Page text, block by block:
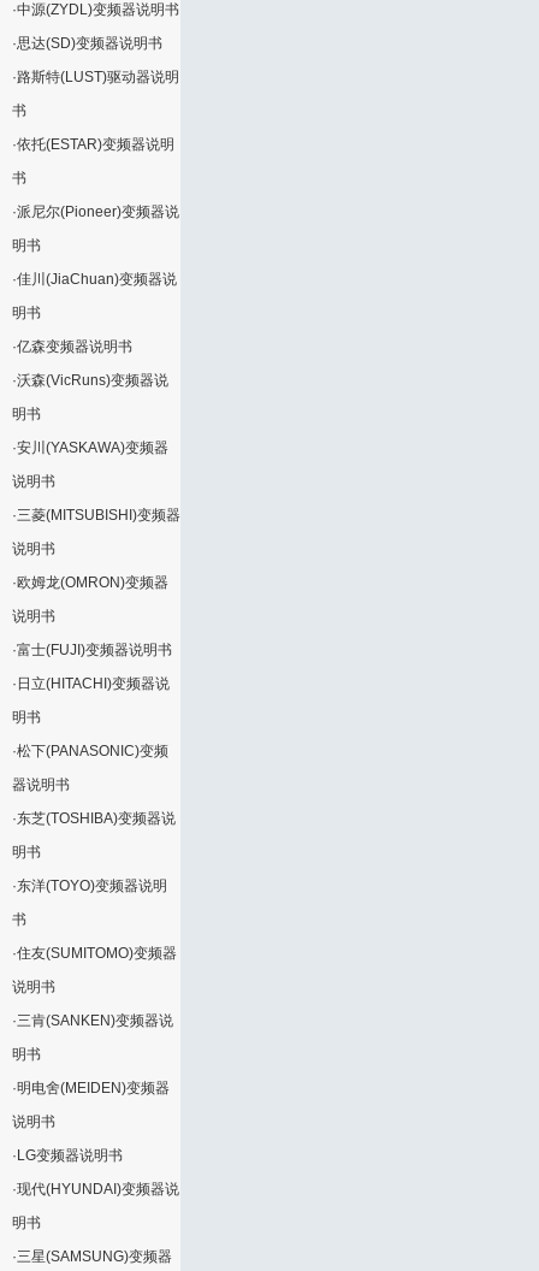
·中源(ZYDL)变频器说明书
·思达(SD)变频器说明书
·路斯特(LUST)驱动器说明
书
·依托(ESTAR)变频器说明
书
·派尼尔(Pioneer)变频器说
明书
·佳川(JiaChuan)变频器说
明书
·亿森变频器说明书
·沃森(VicRuns)变频器说
明书
·安川(YASKAWA)变频器
说明书
·三菱(MITSUBISHI)变频器
说明书
·欧姆龙(OMRON)变频器
说明书
·富士(FUJI)变频器说明书
· 日立(HITACHI)变频器说
明书
·松下(PANASONIC)变频
器说明书
·东芝(TOSHIBA)变频器说
明书
·东洋(TOYO)变频器说明
书
·住友(SUMITOMO)变频器
说明书
·三肯(SANKEN)变频器说
明书
·明电舍(MEIDEN)变频器
说明书
· LG变频器说明书
·现代(HYUNDAI)变频器说
明书
·三星(SAMSUNG)变频器